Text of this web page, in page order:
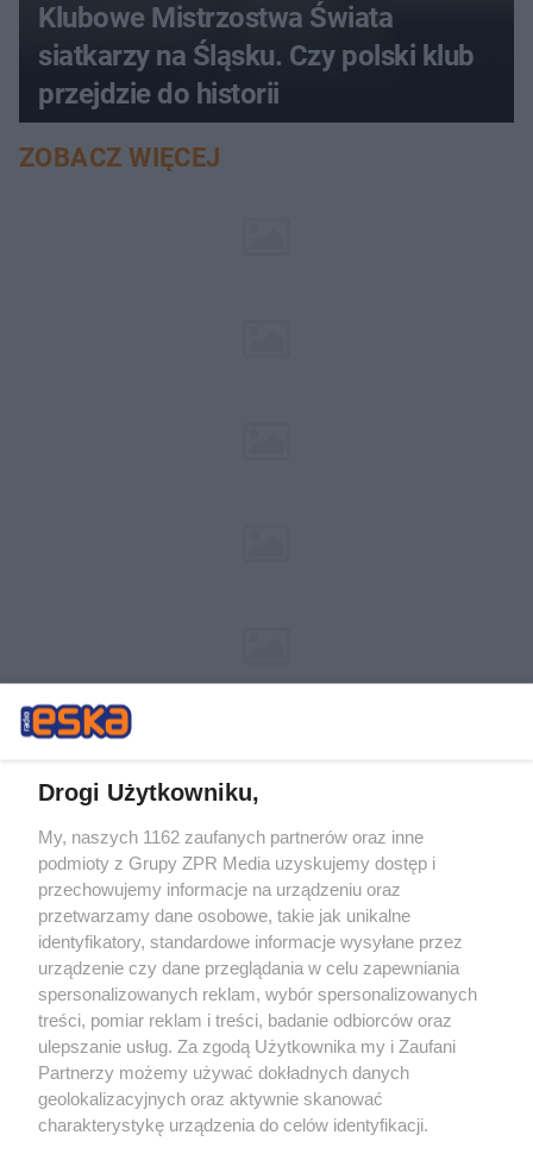
Klubowe Mistrzostwa Świata
siatkarzy na Śląsku. Czy polski klub
przejdzie do historii
ZOBACZ WIĘCEJ
Żaden utwór zamieszczony w serwisie nie może być powielany i
rozpowszechniany lub dalej rozpowszechniany w jakikolwiek sposób (w
tym także elektroniczny lub mechaniczny) na jakimkolwiek polu
eksploatacji w jakiejkolwiek formie, włącznie z umieszczaniem w
Internecie bez pisemnej zgody właściciela praw. Jakiekolwiek użycie lub
wykorzystanie utworów w całości lub w części z naruszeniem prawa,
tzn. bez właściwej zgody, jest zabronione pod groźbą kary i może być
ścigane prawnie.
Drogi Użytkowniku,
My, naszych 1162 zaufanych partnerów oraz inne
podmioty z Grupy ZPR Media uzyskujemy dostęp i
przechowujemy informacje na urządzeniu oraz
przetwarzamy dane osobowe, takie jak unikalne
identyfikatory, standardowe informacje wysyłane przez
urządzenie czy dane przeglądania w celu zapewniania
spersonalizowanych reklam, wybór spersonalizowanych
treści, pomiar reklam i treści, badanie odbiorców oraz
ulepszanie usług. Za zgodą Użytkownika my i Zaufani
Partnerzy możemy używać dokładnych danych
geolokalizacyjnych oraz aktywnie skanować
charakterystykę urządzenia do celów identyfikacji.